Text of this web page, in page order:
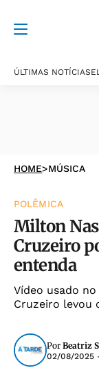
ÚLTIMAS NOTÍCIAS
HOME>MÚSICA
POLÊMICA
Milton
Cruzeiro
entenda
Vídeo usado
Cruzeiro levou
Por Beatriz
02/08/2025